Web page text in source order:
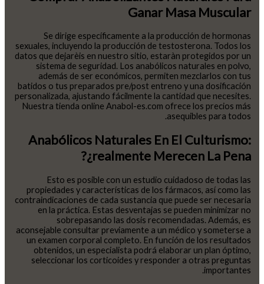
Ganar Masa Muscular
Se dirige específicamente a la producción de hormonas
sexuales, incluyendo la producción de testosterona. Todos los
datos que dejarèis en nuestro sitio, estaràn protegidos por un
sistema de seguridad. Los anabólicos naturales en polvo,
además de ser económicos, permiten mezclarlos con tus
batidos o tus preparados pre/post entreno y una dosificación
personalizada, ajustando fácilmente la cantidad que necesites.
Nuestra tienda online Anabol-es.com ofrece los precios más
asequibles para todos.
Anabólicos Naturales En El Culturismo:
¿realmente Merecen La Pena?
Esto es posible con un estudio cuidadoso de todas las
propiedades y características de los fármacos, así como las
contraindicaciones de cada sustancia que puede ser necesaria
en la práctica. Estas desventajas se pueden minimizar no
sobrepasando las dosis recomendadas. Además, es
aconsejable consultar previamente a un médico y someterse a
un examen corporal completo. En función de los resultados
obtenidos, un especialista podrá elaborar un plan óptimo,
seleccionar los corticoides y responder a otras preguntas
importantes.